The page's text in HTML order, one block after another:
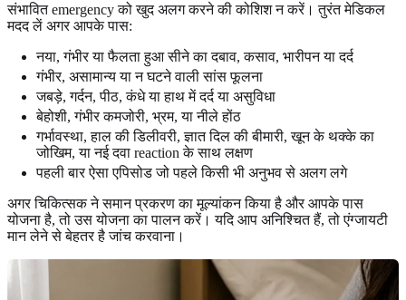
संभावित emergency को खुद अलग करने की कोशिश न करें। तुरंत मेडिकल
मदद लें अगर आपके पास:
नया, गंभीर या फैलता हुआ सीने का दबाव, कसाव, भारीपन या दर्द
गंभीर, असामान्य या न घटने वाली सांस फूलना
जबड़े, गर्दन, पीठ, कंधे या हाथ में दर्द या असुविधा
बेहोशी, गंभीर कमजोरी, भ्रम, या नीले होंठ
गर्भावस्था, हाल की डिलीवरी, ज्ञात दिल की बीमारी, खून के थक्के का
जोखिम, या नई दवा reaction के साथ लक्षण
पहली बार ऐसा एपिसोड जो पहले किसी भी अनुभव से अलग लगे
अगर चिकित्सक ने समान प्रकरण का मूल्यांकन किया है और आपके पास
योजना है, तो उस योजना का पालन करें। यदि आप अनिश्चित हैं, तो एंग्जायटी
मान लेने से बेहतर है जांच करवाना।